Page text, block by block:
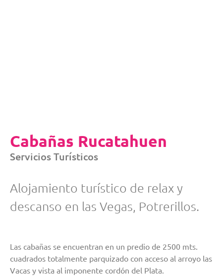
Cabañas Rucatahuen
Servicios Turísticos
Alojamiento turístico de relax y
descanso en las Vegas, Potrerillos.
Las cabañas se encuentran en un predio de 2500 mts.
cuadrados totalmente parquizado con acceso al arroyo las
Vacas y vista al imponente cordón del Plata.